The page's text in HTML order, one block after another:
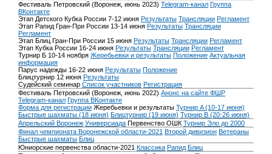
Фестиваль Петровский (Воронеж, июнь 2023) Telegram-канал Группа
ВКонтакте
Этап Детского Кубка России 7-12 июня Результаты Трансляции Регламент
Этап Рапид Гран-При России 13-14 июня Результаты Трансляции
Регламент
Этап Блиц Гран-При России 15 июня Результаты Трансляции Регламент
Этап Кубка России 16-24 июня Результаты Трансляции Регламент
Турнир Б 10-14 ноября Жеребьевки и результаты Положение Актуальная
информация
Парус надежды 16-22 июня Результаты Положение
Блицтурнир 12 июня Результаты
Судейский семинар Список участников Регистрация
Фестиваль Петровский (Воронеж, июнь 2022) Анонс на сайте ФШР
Telegram-канал Группа ВКонтакте
Форма для регистрации Жеребьевки и результаты Турнир A (10-17 июня)
Быстрые шахматы (18 июня) Блицтурнир (19 июня) Турнир B (20-26 июня)
Апрельский Воронеж Универсиада Первенство ОШК Турнир Эло до 2000
Финал чемпионата Воронежской области-2021 Второй дивизион Ветераны
Быстрые шахматы Блиц
Юниорские первенства области-2021 Классика Рапид Блиц